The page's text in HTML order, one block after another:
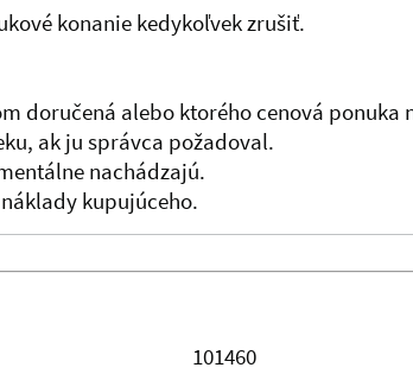
konanie kedykoľvek zrušiť.
doručená alebo ktorého cenová ponuka
ak ju správca požadoval.
nachádzajú.
kupujúceho.
101460